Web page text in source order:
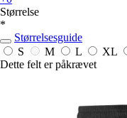
Størrelse
*
Størrelsesguide
S
M L XL
Dette felt er påkrævet